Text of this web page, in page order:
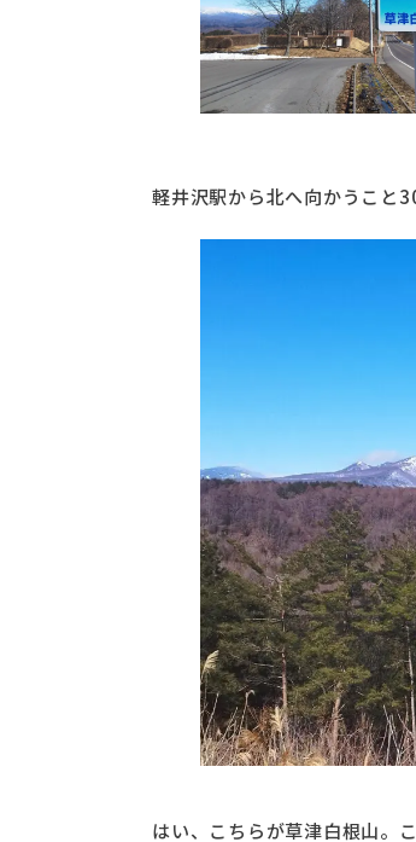
軽井沢駅から北へ向かうこと
はい、こちらが草津白根山。